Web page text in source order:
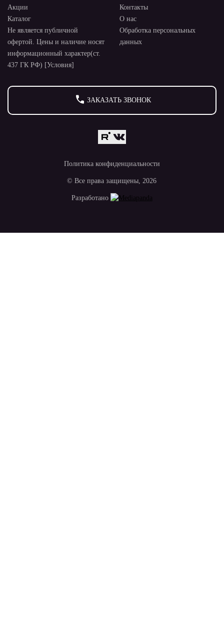
Акции
Каталог
Не является публичной
офертой. Цены и наличие носят
информационный характер(ст.
437 ГК РФ) [Условия]
Контакты
О нас
Обработка персональных
данных
ЗАКАЗАТЬ ЗВОНОК
Политика конфиденциальности
© Все права защищены, 2026
Разработано